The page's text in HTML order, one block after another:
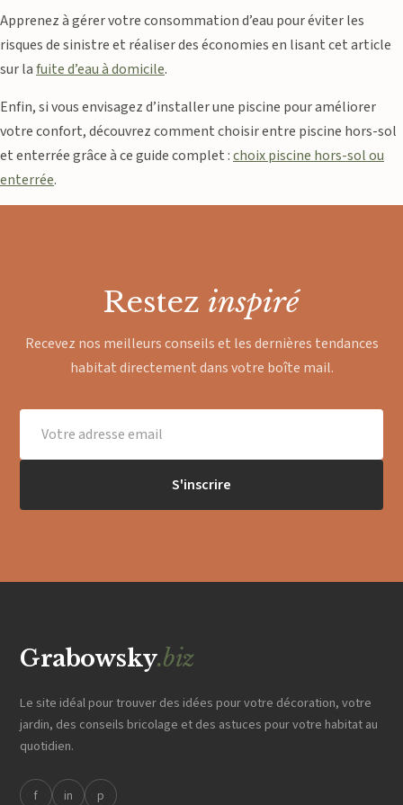
Apprenez à gérer votre consommation d’eau pour éviter les
risques de sinistre et réaliser des économies en lisant cet article
sur lafuite d’eau à domicile.
Enfin, si vous envisagez d’installer une piscine pour améliorer
votre confort, découvrez comment choisir entre piscine hors-sol
et enterrée grâce à ce guide complet :choix piscine hors-sol ou
enterrée.
Restez inspiré
Recevez nos meilleurs conseils et les dernières tendances
habitat directement dans votre boîte mail.
S'inscrire
Grabowsky.biz
Le site idéal pour trouver des idées pour votre décoration, votre
jardin, des conseils bricolage et des astuces pour votre habitat au
quotidien.
f in p